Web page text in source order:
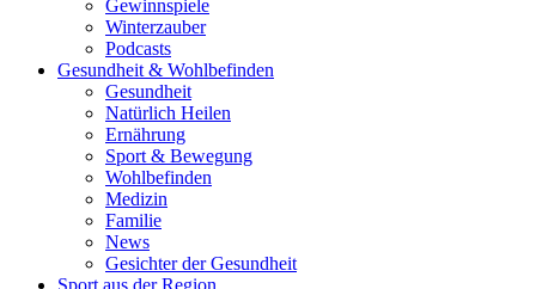
Gewinnspiele
Winterzauber
Podcasts
Gesundheit & Wohlbefinden
Gesundheit
Natürlich Heilen
Ernährung
Sport & Bewegung
Wohlbefinden
Medizin
Familie
News
Gesichter der Gesundheit
Sport aus der Region